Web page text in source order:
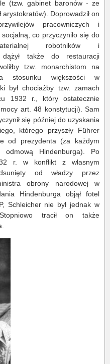
(tzw. gabinet baronów - ze
Doprowadził on
pracowniczych i
co przyczyniło się do
robotników i
dążył także do restauracji
tzw. monarchistom na
stosunku większości w
był chociażby tzw. zamach
1932 r., który ostatecznie
art. 48 konstytucji). Sam
się później do uzyskania
którego przyszły Führer
od prezydenta (za każdym
Hindenburga). Po
r. w konflikt z własnym
od władzy przez
obrony narodowej w
Hindenburga objął fotel
Schleicher nie był jednak w
tracił on także